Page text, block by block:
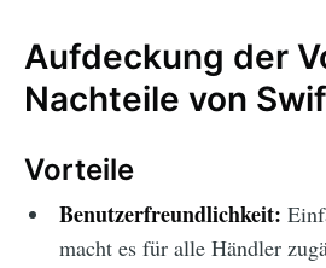
Aufdeckung der
Nachteile von
Vorteile
Benutzerfreundlichkeit:
macht es für alle Händler